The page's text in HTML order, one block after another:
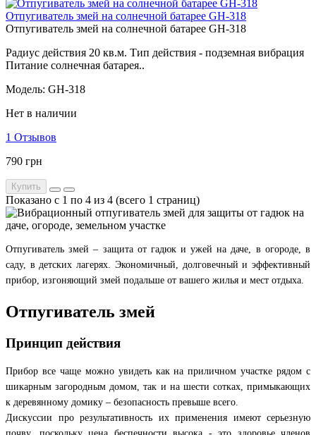
Отпугиватель змей на солнечной батарее GH-318
Отпугиватель змей на солнечной батарее GH-318
Радиус действия 20 кв.м. Тип действия - подземная вибрация
Питание солнечная батарея..
Модель: GH-318
Нет в наличии
1 Отзывов
790 грн
Купить
Показано с 1 по 4 из 4 (всего 1 страниц)
Отпугиватель змей – защита от гадюк и ужей на даче, в огороде, в
саду, в детских лагерях. Экономичный, долговечный и эффективный
прибор, изгоняющий змей подальше от вашего жилья и мест отдыха.
Отпугиватель змей
Принцип действия
Прибор все чаще можно увидеть как на приличном участке рядом с
шикарным загородным домом, так и на шести сотках, примыкающих
к деревянному домику – безопасность превыше всего.
Дискуссии про результативность их применения имеют серьезную